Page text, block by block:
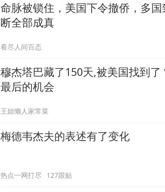
命脉被锁住，美国下令撤侨，多
断全部成真
看尽人间百态
穆杰塔巴藏了150天,被美国找到
最后的机会
王姐懒人家常菜
梅德韦杰夫的表述有了变化
热点一网打尽 127跟贴